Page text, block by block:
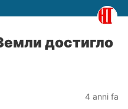
достигло
4 anni fa